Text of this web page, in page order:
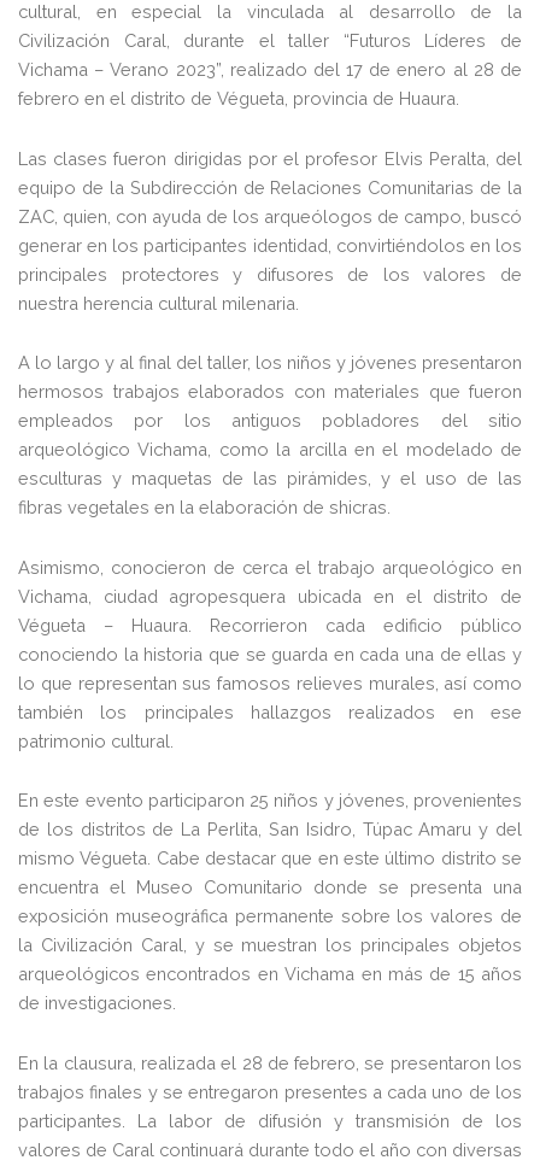
cultural, en especial la vinculada al desarrollo de la
Civilización Caral, durante el taller “Futuros Líderes de
Vichama – Verano 2023”, realizado del 17 de enero al 28 de
febrero en el distrito de Végueta, provincia de Huaura.
Las clases fueron dirigidas por el profesor Elvis Peralta, del
equipo de la Subdirección de Relaciones Comunitarias de la
ZAC, quien, con ayuda de los arqueólogos de campo, buscó
generar en los participantes identidad, convirtiéndolos en los
principales protectores y difusores de los valores de
nuestra herencia cultural milenaria.
A lo largo y al final del taller, los niños y jóvenes presentaron
hermosos trabajos elaborados con materiales que fueron
empleados por los antiguos pobladores del sitio
arqueológico Vichama, como la arcilla en el modelado de
esculturas y maquetas de las pirámides, y el uso de las
fibras vegetales en la elaboración de shicras.
Asimismo, conocieron de cerca el trabajo arqueológico en
Vichama, ciudad agropesquera ubicada en el distrito de
Végueta – Huaura. Recorrieron cada edificio público
conociendo la historia que se guarda en cada una de ellas y
lo que representan sus famosos relieves murales, así como
también los principales hallazgos realizados en ese
patrimonio cultural.
En este evento participaron 25 niños y jóvenes, provenientes
de los distritos de La Perlita, San Isidro, Túpac Amaru y del
mismo Végueta. Cabe destacar que en este último distrito se
encuentra el Museo Comunitario donde se presenta una
exposición museográfica permanente sobre los valores de
la Civilización Caral, y se muestran los principales objetos
arqueológicos encontrados en Vichama en más de 15 años
de investigaciones.
En la clausura, realizada el 28 de febrero, se presentaron los
trabajos finales y se entregaron presentes a cada uno de los
participantes. La labor de difusión y transmisión de los
valores de Caral continuará durante todo el año con diversas